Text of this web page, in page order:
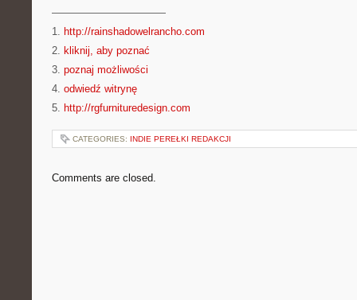
———————————
1. http://rainshadowelrancho.com
2. kliknij, aby poznać
3. poznaj możliwości
4. odwiedź witrynę
5. http://rgfurnituredesign.com
CATEGORIES: INDIE PEREŁKI REDAKCJI
Comments are closed.